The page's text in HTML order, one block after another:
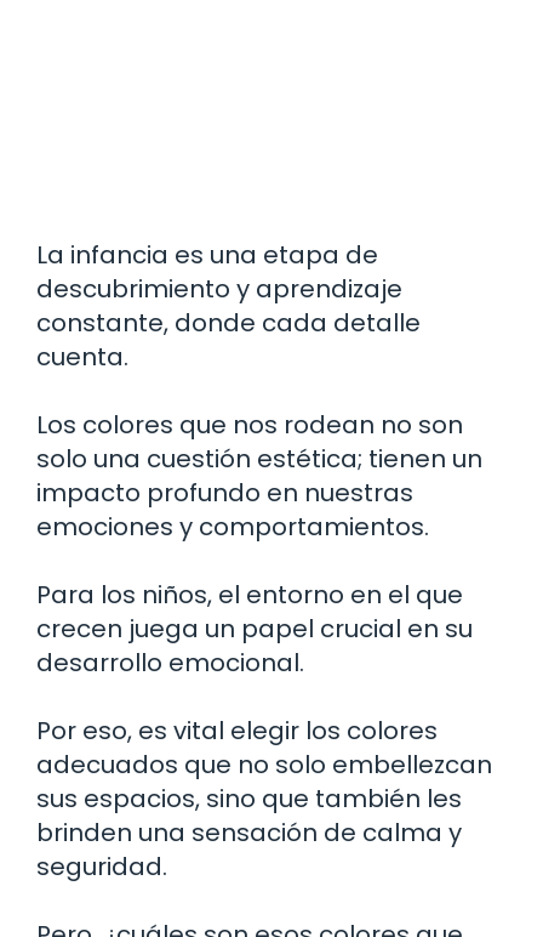
La infancia es una etapa de
descubrimiento y aprendizaje
constante, donde cada detalle
cuenta.
Los colores que nos rodean no son
solo una cuestión estética; tienen un
impacto profundo en nuestras
emociones y comportamientos.
Para los niños, el entorno en el que
crecen juega un papel crucial en su
desarrollo emocional.
Por eso, es vital elegir los colores
adecuados que no solo embellezcan
sus espacios, sino que también les
brinden una sensación de calma y
seguridad.